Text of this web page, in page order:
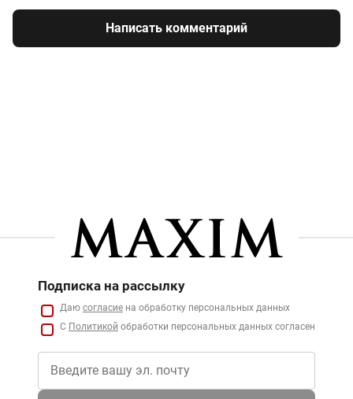
Написать комментарий
Подписка на рассылку
Даю согласие на обработку персональных данных
С Политикой обработки персональных данных согласен